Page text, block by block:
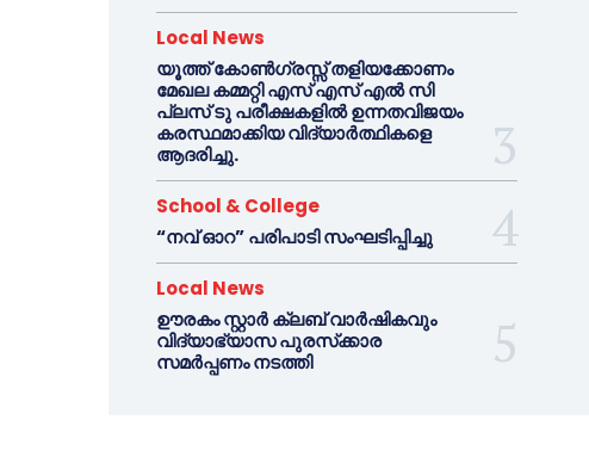
Local News
യൂത്ത് കോൺഗ്രസ്സ് തളിയക്കോണം
മേഖല കമ്മറ്റി എസ് എസ് എൽ സി
പ്ലസ് ടു പരീക്ഷകളിൽ ഉന്നതവിജയം
കരസ്ഥമാക്കിയ വിദ്യാർത്ഥികളെ
ആദരിച്ചു.
School & College
“നവ് ഓറ” പരിപാടി സംഘടിപ്പിച്ചു
Local News
ഊരകം സ്റ്റാർ ക്ലബ് വാർഷികവും
വിദ്യാഭ്യാസ പുരസ്‌ക്കാര
സമർപ്പണം നടത്തി